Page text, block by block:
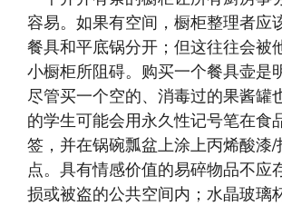
容易。如果有空间，橱柜整理者应
餐具和平底锅分开；但这往往会被
小橱柜所阻碍。购买一个餐具壶
尽管买一个空的、消毒过的果酱罐
的学生可能会用永久性记号笔在食
签，并在锅碗瓢盆上涂上丙烯酸漆/
点。具有情感价值的易碎物品不应
损或被盗的公共空间内；水晶玻璃